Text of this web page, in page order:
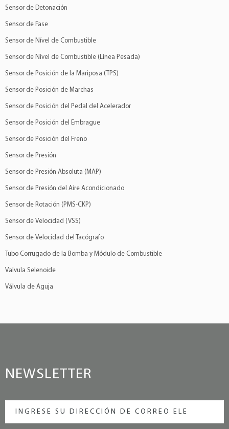
Sensor de Detonación
Sensor de Fase
Sensor de Nível de Combustible
Sensor de Nível de Combustible (Línea Pesada)
Sensor de Posición de la Mariposa (TPS)
Sensor de Posición de Marchas
Sensor de Posición del Pedal del Acelerador
Sensor de Posición del Embrague
Sensor de Posición del Freno
Sensor de Presión
Sensor de Presión Absoluta (MAP)
Sensor de Presión del Aire Acondicionado
Sensor de Rotación (PMS-CKP)
Sensor de Velocidad (VSS)
Sensor de Velocidad del Tacógrafo
Tubo Corrugado de la Bomba y Módulo de Combustible
Valvula Selenoide
Válvula de Aguja
NEWSLETTER